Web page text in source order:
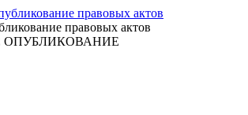
правовых актов